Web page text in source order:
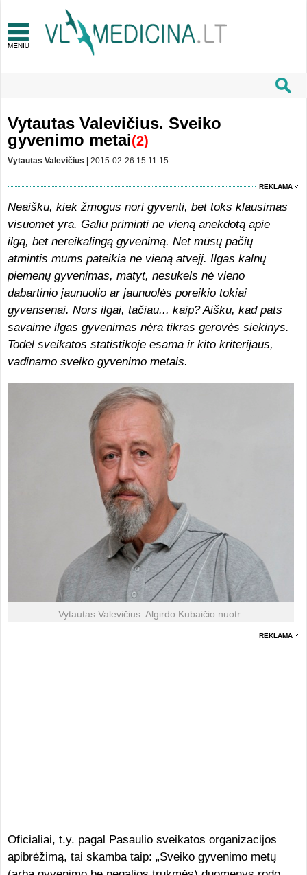
Vytautas Valevičius. Sveiko
gyvenimo metai(2)
Vytautas Valevičius | 2015-02-26 15:11:15
REKLAMA
Neaišku, kiek žmogus nori gyventi, bet toks klausimas
visuomet yra. Galiu priminti ne vieną anekdotą apie
ilgą, bet nereikalingą gyvenimą. Net mūsų pačių
atmintis mums pateikia ne vieną atvejį. Ilgas kalnų
piemenų gyvenimas, matyt, nesukels nė vieno
dabartinio jaunuolio ar jaunuolės poreikio tokiai
gyvensenai. Nors ilgai, tačiau... kaip? Aišku, kad pats
savaime ilgas gyvenimas nėra tikras gerovės siekinys.
Todėl sveikatos statistikoje esama ir kito kriterijaus,
vadinamo sveiko gyvenimo metais.
Vytautas Valevičius. Algirdo Kubaičio nuotr.
REKLAMA
Oficialiai, t.y. pagal Pasaulio sveikatos organizacijos
apibrėžimą, tai skamba taip: „Sveiko gyvenimo metų